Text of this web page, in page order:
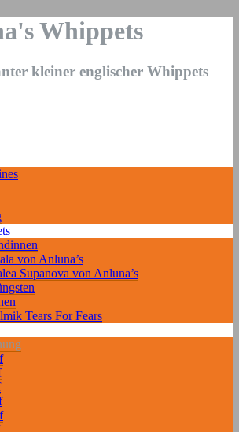
Whippets
kleiner englischer Whippets
von Anluna’s
Supanova von Anluna’s
Tears For Fears